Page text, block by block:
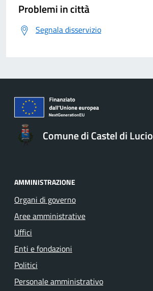
Problemi in città
Segnala disservizio
Comune di Castel di Lucio
AMMINISTRAZIONE
Organi di governo
Aree amministrative
Uffici
Enti e fondazioni
Politici
Personale amministrativo